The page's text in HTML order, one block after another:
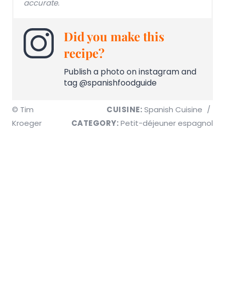
accurate.
Did you make this
recipe?
Publish a photo on instagram and
tag @spanishfoodguide
© Tim
Kroeger
CUISINE:Spanish Cuisine /
CATEGORY:Petit-déjeuner espagnol